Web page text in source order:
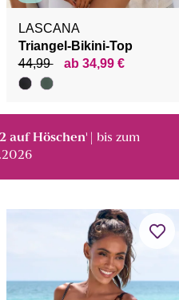
LASCANA
Triangel-Bikini-Top
44,99
ab 34,99 €
auf Höschen¹
| bis zum